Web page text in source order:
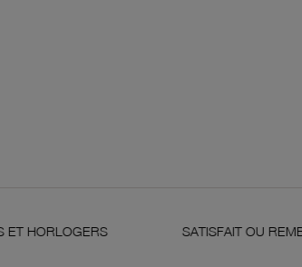
SATISFAIT OU REMBOURSÉ